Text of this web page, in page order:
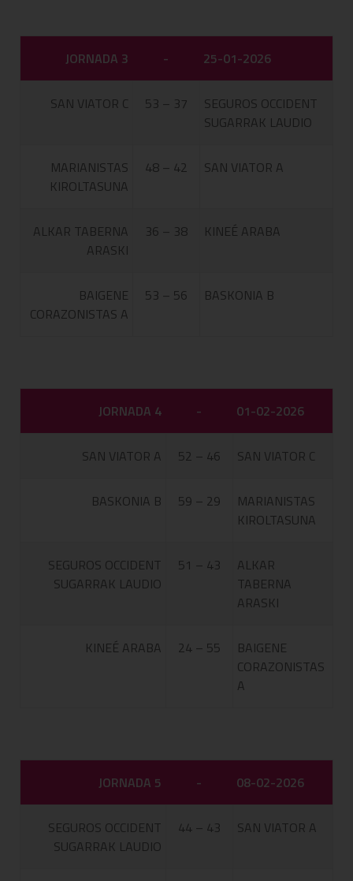
JORNADA 3 - 25-01-2026
SAN VIATOR C 53 – 37
SEGUROS OCCIDENT
SUGARRAK LAUDIO
MARIANISTAS
KIROLTASUNA
48 – 42 SAN VIATOR A
ALKAR TABERNA
ARASKI
36 – 38 KINEÉ ARABA
BAIGENE
CORAZONISTAS A
53 – 56 BASKONIA B
JORNADA 4 - 01-02-2026
SAN VIATOR A 52 – 46 SAN VIATOR C
BASKONIA B 59 – 29
MARIANISTAS
KIROLTASUNA
SEGUROS OCCIDENT
SUGARRAK LAUDIO
51 – 43
ALKAR
TABERNA
ARASKI
KINEÉ ARABA 24 – 55
BAIGENE
CORAZONISTAS
A
JORNADA 5 - 08-02-2026
SEGUROS OCCIDENT
SUGARRAK LAUDIO
44 – 43 SAN VIATOR A